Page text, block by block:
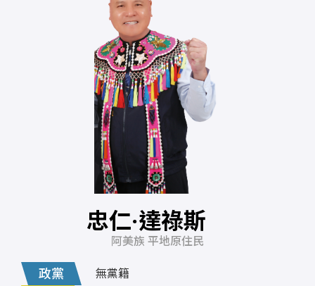
阿美族 平地原住民
忠仁·達祿斯
政黨 無黨籍